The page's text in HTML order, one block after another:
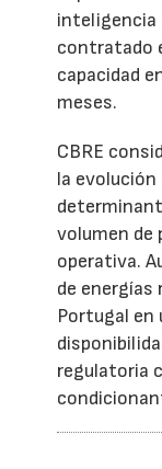
inteligencia
contratado
capacidad
meses.
CBRE
la
volumen de
operativa.
de energías
Portugal en
regulatoria